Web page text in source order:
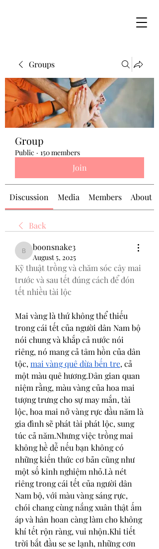
Groups
Group
Public · 150 members
Join
Discussion Media Members About
Back
boonsnake3
boonsnake3
August 5, 2025
Kỹ thuật trồng và chăm sóc cây mai
trước và sau tết đúng cách để đón
tết nhiều tài lộc
Mai vàng là thứ không thể thiếu
trong cái tết của người dân Nam bộ
nói chung và khắp cả nước nói
riêng, nó mang cả tâm hồn của dân
tộc, mai vàng quê dừa bến tre, cả
một màu quê hương.Dân gian quan
niệm rằng, màu vàng của hoa mai
tượng trưng cho sự may mắn, tài
lộc, hoa mai nở vàng rực đầu năm là
gia đình sẽ phát tài phát lộc, sung
túc cả năm.Nhưng việc trồng mai
không hề dễ nếu bạn không có
những kiến thức cơ bản cũng như
một số kinh nghiệm nhỏ.Là nét
riêng trong cái tết của người dân
Nam bộ, với màu vàng sáng rực,
chói chang cùng nắng xuân thật ấm
áp và hân hoan càng làm cho không
khí tết rộn ràng, vui nhộn.Khi tiết
trời bắt đầu se se lạnh, những cơn